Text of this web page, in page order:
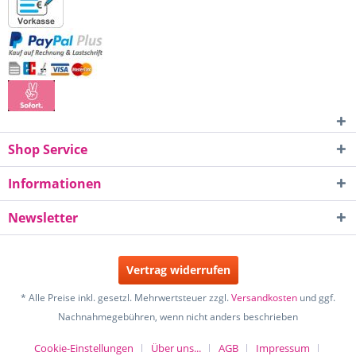
Shop Service
Informationen
Newsletter
Vertrag widerrufen
* Alle Preise inkl. gesetzl. Mehrwertsteuer zzgl.Versandkosten und ggf.
Nachnahmegebühren, wenn nicht anders beschrieben
Cookie-Einstellungen Über uns... AGB Impressum